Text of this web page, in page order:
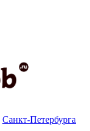
Санкт-Петербурга